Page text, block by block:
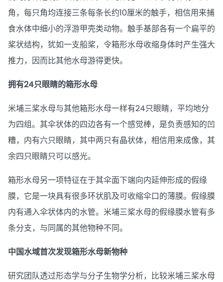
角，每只角均连接三条每条长约10厘米的触手，相信用来捕
食水体中细小的浮游甲壳类动物。触手基部各有一个扁平的
桨状结构，犹如一支船桨，令箱形水母收缩身体时产生强大
推力，因而比其他水母游得更快。
拥有24只眼睛的箱形水母
米埔三桨水母与其他箱形水母一样有24只眼睛，平均地分
为四组。其伞状体的四边各有一个感觉棒，是负责感知的凹
糟，内有六只眼睛，其中两只有晶状体，相信用来成像，其
余四只眼睛只可以感光。
箱形水母另一项特征在于其伞面下端向内延伸形成的假缘
膜，它是一块具有很多环状肌及可收缩伞口的薄膜。假缘膜
内有通入伞状体内的水管。米埔三桨水母的假缘膜水管有多
条分支，与同属的其他物种不同。
中国水域首次发现箱形水母新物种
研究团队透过形态学与分子生物学分析，比较米埔三桨水母